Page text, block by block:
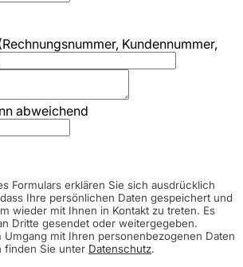
Kundennummer,
abweichend
Formulars erklären Sie sich ausdrücklich
Ihre persönlichen Daten gespeichert und
wieder mit Ihnen in Kontakt zu treten. Es
Dritte gesendet oder weitergegeben.
Umgang mit Ihren personenbezogenen Daten
finden Sie unter Datenschutz.